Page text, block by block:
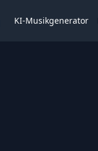
KI-Musikgenerator